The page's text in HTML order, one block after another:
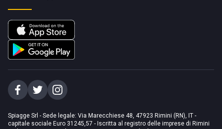
Spiagge Srl - Sede legale: Via Marecchiese 48, 47923 Rimini (RN), IT -
capitale sociale Euro 31245,57 - Iscritta al registro delle imprese di Rimini